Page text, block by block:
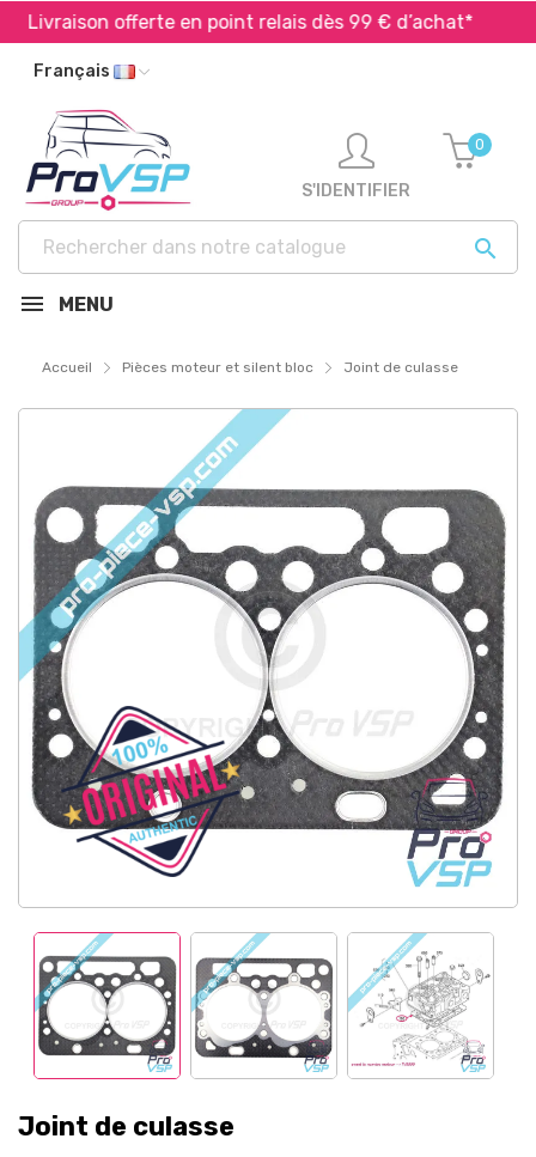
offerte en point relais dès 99 € d’achat*
Français

S'IDENTIFIER
0
MENU
Accueil Pièces moteur et silent bloc Joint de culasse
Joint de culasse